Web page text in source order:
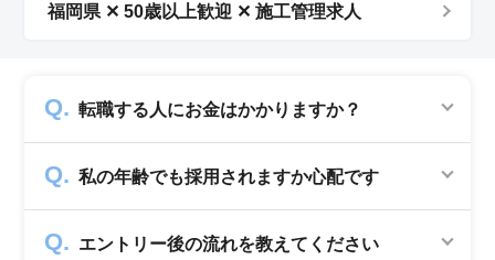
福岡県 ✕ 50歳以上歓迎 ✕ 施工管理求人
転職する人にお金はかかりますか？
していますので、転職希望者の方からは費用は
一切発生致しません。
私の年齢でも採用されますか心配です
業のみ掲載をしています。60代・70代以上の
エントリー後の流れを教えてください